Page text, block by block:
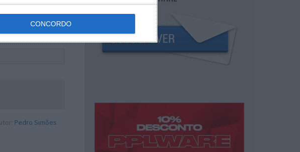
CONCORDO
Pedro Simões